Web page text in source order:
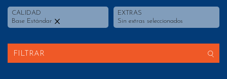
CALIDAD
Base Estándar
EXTRAS
Sin extras seleccionados
FILTRAR